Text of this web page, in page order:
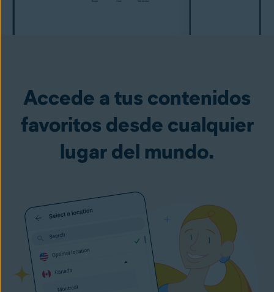
Accede a tus contenidos
favoritos desde cualquier
lugar del mundo.